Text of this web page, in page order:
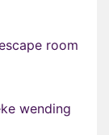
room
wending